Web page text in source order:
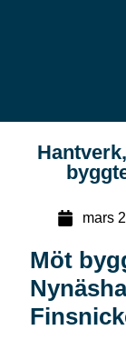
mars
Möt